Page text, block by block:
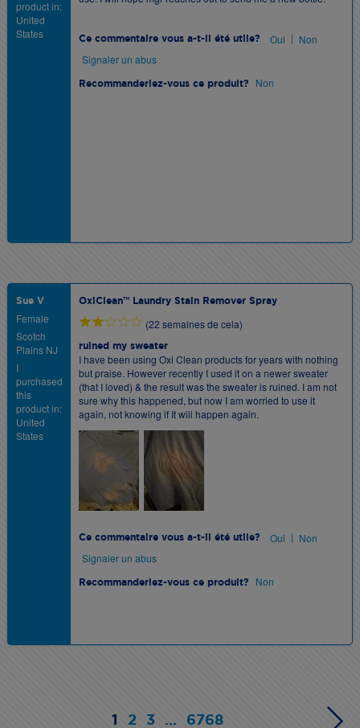
product in:
United
States
Ce commentaire vous a-t-il été utile? Oui | Non
Signaler un abus
Recommanderiez-vous ce produit? Non
Sue V
Female
Scotch
Plains NJ
I
purchased
this
product in:
United
States
OxiClean™ Laundry Stain Remover Spray
(22 semaines de cela)
ruined my sweater
I have been using Oxi Clean products for years with nothing
but praise. However recently I used it on a newer sweater
(that I loved) & the result was the sweater is ruined. I am not
sure why this happened, but now I am worried to use it
again, not knowing if It will happen again.
Ce commentaire vous a-t-il été utile? Oui | Non
Signaler un abus
Recommanderiez-vous ce produit? Non
1 2 3 ... 6768